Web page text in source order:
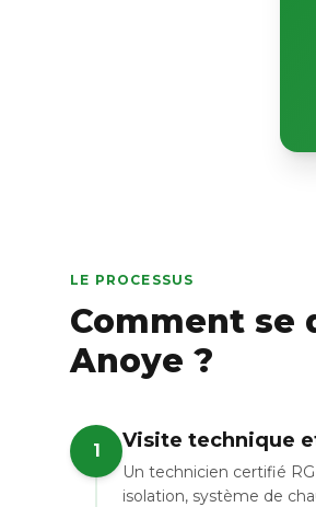
LE PROCESSUS
Comment se
Anoye ?
1 Visite technique
Un technicien certifié
isolation, système de